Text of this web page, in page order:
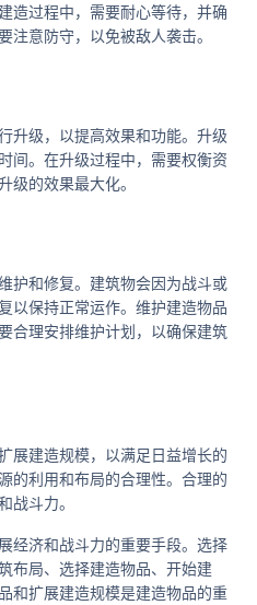
造过程中，需要耐心等待，并确
意防守，以免被敌人袭击。
升级，以提高效果和功能。升级
间。在升级过程中，需要权衡资
级的效果最大化。
护和修复。建筑物会因为战斗或
以保持正常运作。维护建造物品
合理安排维护计划，以确保建筑
展建造规模，以满足日益增长的
的利用和布局的合理性。合理的
战斗力。
经济和战斗力的重要手段。选择
布局、选择建造物品、开始建
和扩展建造规模是建造物品的重